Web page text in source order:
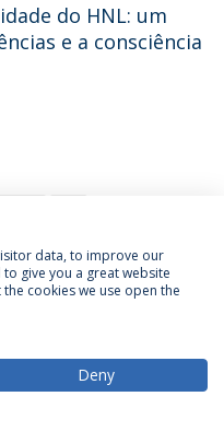
do HNL: um
e a consciência
& Condições
Portuguesa
data, to improve our
give you a great website
cookies we use open the
Deny